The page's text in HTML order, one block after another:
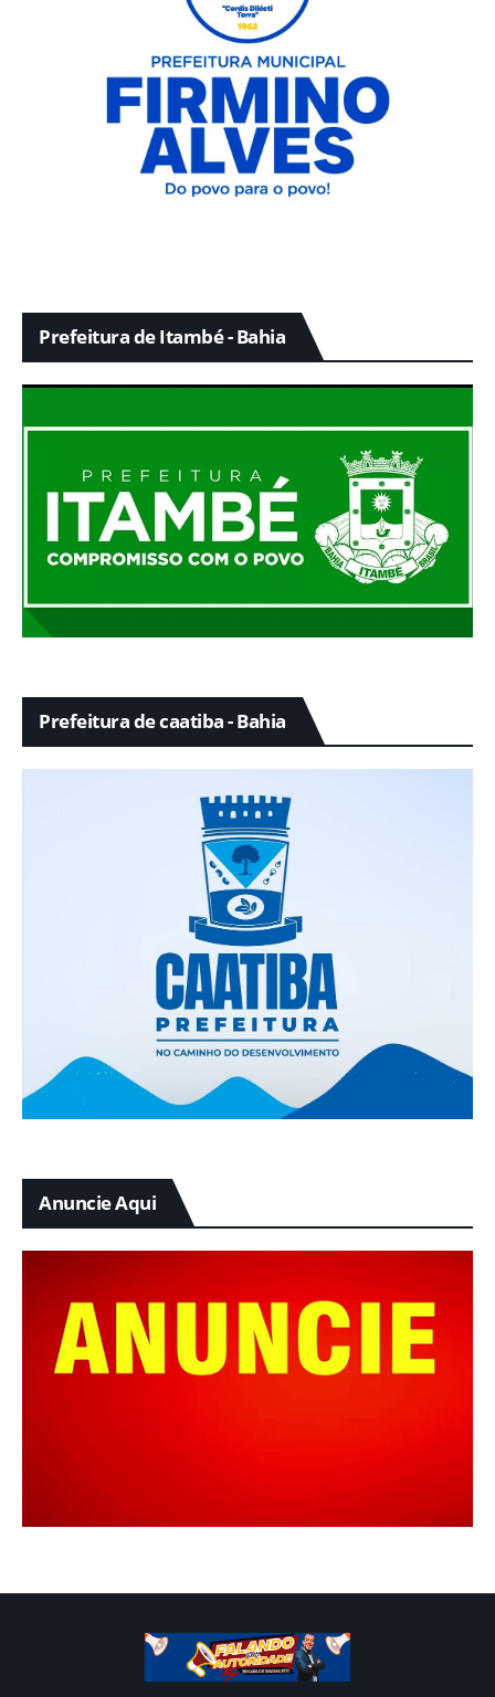
Prefeitura de Itambé - Bahia
Prefeitura de caatiba - Bahia
Anuncie Aqui